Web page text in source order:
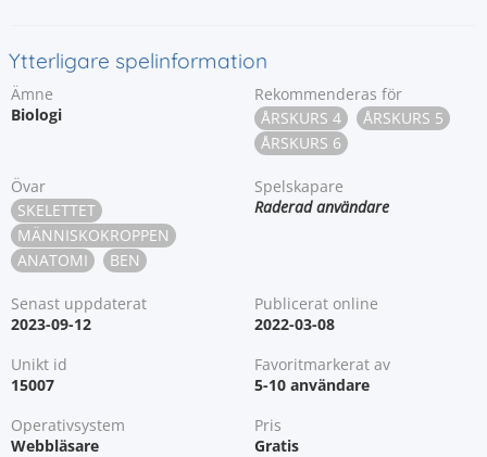
Ytterligare spelinformation
Ämne
Biologi
Rekommenderas för
ÅRSKURS 4
ÅRSKURS 5
ÅRSKURS 6
Övar
SKELETTET
MÄNNISKOKROPPEN
ANATOMI
BEN
Spelskapare
Raderad användare
Senast uppdaterat
2023-09-12
Publicerat online
2022-03-08
Unikt id
15007
Favoritmarkerat av
5-10 användare
Operativsystem
Webbläsare
Pris
Gratis